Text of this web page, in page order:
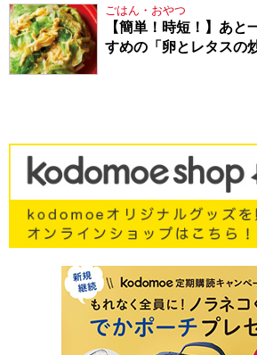
ごはん・おやつ
【簡単！時短！】あと
すめの「卵とレタスの